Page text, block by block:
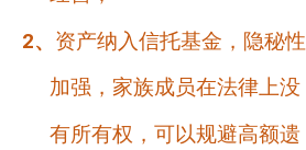
2、 资产纳入信托基金，隐秘性
加强，家族成员在法律上没
有所有权，可以规避高额遗